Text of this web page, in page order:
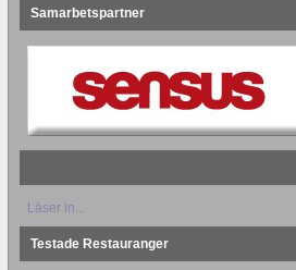
Samarbetspartner
Läser in...
Testade Restauranger